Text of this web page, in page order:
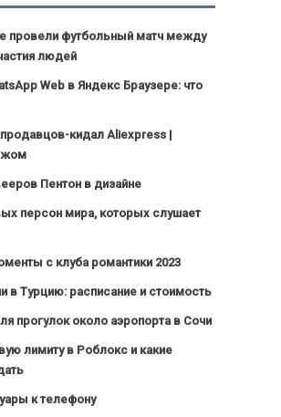
провели футбольный матч между
людей
Web в Яндекс Браузере: что
кидал Aliexpress |
Пентон в дизайне
персон мира, которых слушает
с клуба романтики 2023
в Турцию: расписание и стоимость
прогулок около аэропорта в Сочи
лимиту в Роблокс и какие
к телефону